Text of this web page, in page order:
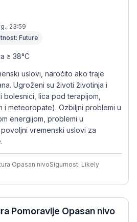
23:59
Future
≥ 38°C
uslovi, naročito ako traje
Ugroženi su životi životinja i
lica pod terapijom,
i meteoropate). Ozbiljni problemi u
energijom, problemi u
vremenski uslovi za
Opasan nivoSigurnost: Likely
Pomoravlje Opasan nivo